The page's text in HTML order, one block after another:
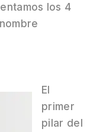
los 4
El
primer
pilar del